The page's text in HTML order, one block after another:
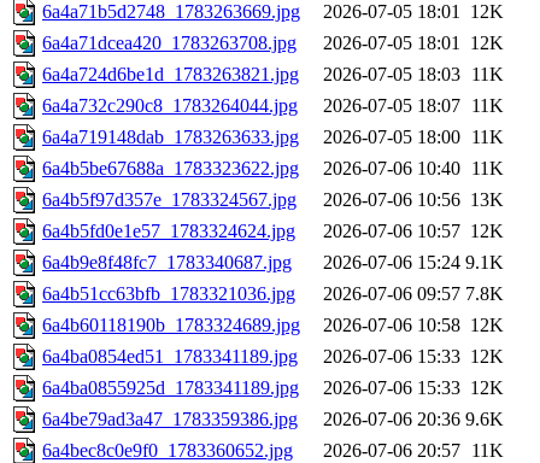
6a4a71b5d2748_1783263669.jpg
2026-07-05 18:01 12K
6a4a71dcea420_1783263708.jpg
2026-07-05 18:01 12K
6a4a724d6be1d_1783263821.jpg
2026-07-05 18:03 11K
6a4a732c290c8_1783264044.jpg
2026-07-05 18:07 11K
6a4a719148dab_1783263633.jpg
2026-07-05 18:00 11K
6a4b5be67688a_1783323622.jpg
2026-07-06 10:40 11K
6a4b5f97d357e_1783324567.jpg
2026-07-06 10:56 13K
6a4b5fd0e1e57_1783324624.jpg
2026-07-06 10:57 12K
6a4b9e8f48fc7_1783340687.jpg
2026-07-06 15:24 9.1K
6a4b51cc63bfb_1783321036.jpg
2026-07-06 09:57 7.8K
6a4b60118190b_1783324689.jpg
2026-07-06 10:58 12K
6a4ba0854ed51_1783341189.jpg
2026-07-06 15:33 12K
6a4ba0855925d_1783341189.jpg
2026-07-06 15:33 12K
6a4be79ad3a47_1783359386.jpg
2026-07-06 20:36 9.6K
6a4bec8c0e9f0_1783360652.jpg
2026-07-06 20:57 11K